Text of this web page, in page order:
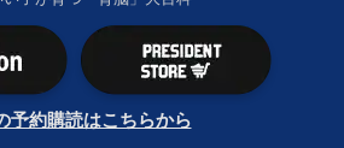
予約購読はこちらから